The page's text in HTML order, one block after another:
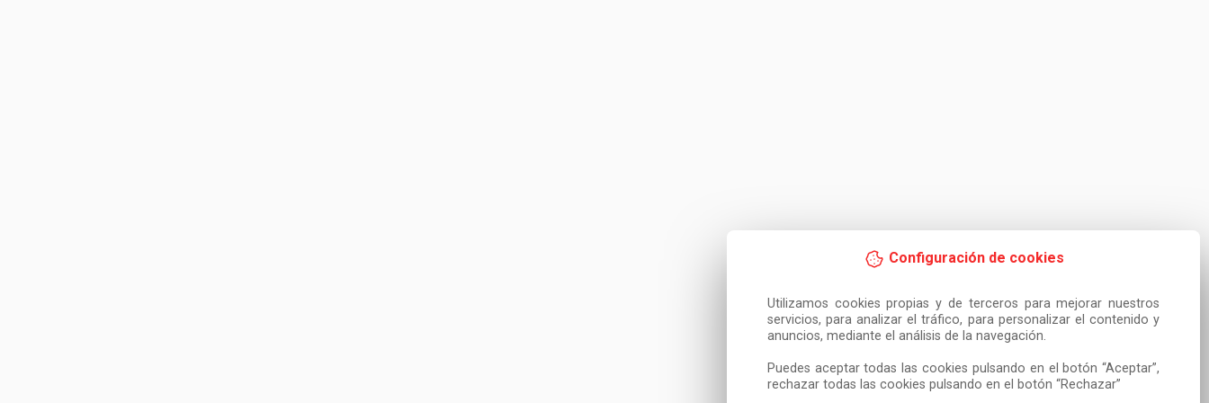
Configuración de cookies
Utilizamos cookies propias y de terceros para mejorar nuestros
servicios, para analizar el tráfico, para personalizar el contenido y
anuncios, mediante el análisis de la navegación.
Puedes aceptar todas las cookies pulsando en el botón “Aceptar”,
rechazar todas las cookies pulsando en el botón “Rechazar”